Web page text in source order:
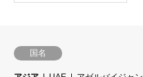
国名